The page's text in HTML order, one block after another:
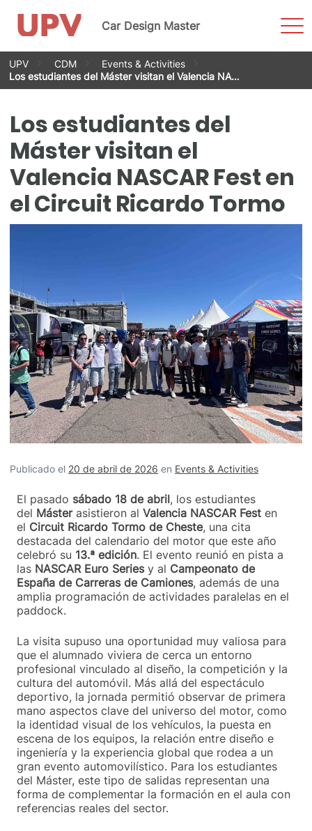
Saltar
contenido
Car Design Master
UPV CDM
Events & Activities
Los estudiantes del Máster visitan el Valencia NA…
Los estudiantes del
Máster visitan el
Valencia NASCAR Fest en
el Circuit Ricardo Tormo
Publicado el 20 de abril de 2026 en Events & Activities
El pasado sábado 18 de abril, los estudiantes
del Másterasistieron al Valencia NASCAR Fest en
el Circuit Ricardo Tormo de Cheste, una cita
destacada del calendario del motor que este año
celebró su 13.ª edición. El evento reunió en pista a
las NASCAR Euro Seriesy al Campeonato de
España de Carreras de Camiones, además de una
amplia programación de actividades paralelas en el
paddock.
La visita supuso una oportunidad muy valiosa para
que el alumnado viviera de cerca un entorno
profesional vinculado al diseño, la competición y la
cultura del automóvil. Más allá del espectáculo
deportivo, la jornada permitió observar de primera
mano aspectos clave del universo del motor, como
la identidad visual de los vehículos, la puesta en
escena de los equipos, la relación entre diseño e
ingeniería y la experiencia global que rodea a un
gran evento automovilístico. Para los estudiantes
del Máster, este tipo de salidas representan una
forma de complementar la formación en el aula con
referencias reales del sector.